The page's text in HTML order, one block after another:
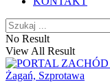
No Result
View All Result